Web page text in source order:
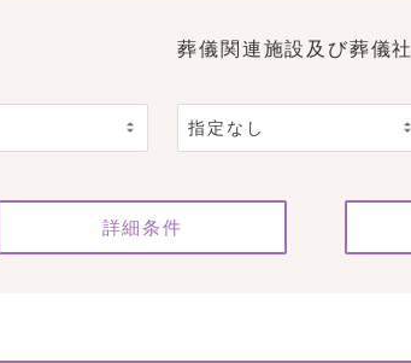
葬儀関連施設及び葬儀社
詳細条件